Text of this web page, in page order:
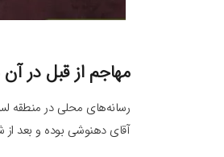
مهاجم از قبل در
رسانه‌های محلی در منطقه
آقای دهنوشی بوده و بعد